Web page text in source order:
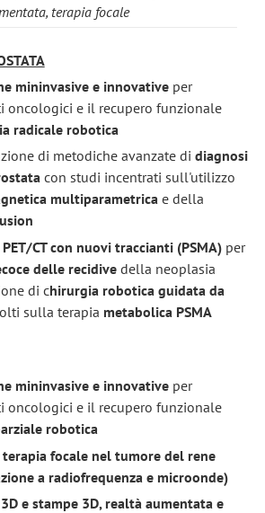
terapia focale
mininvasive e innovativeper
oncologici e il recupero funzionale
radicale robotica
di metodiche avanzate di diagnosi
con studi incentrati sull'utilizzo
multiparametricae della
PET/CT con nuovi traccianti (PSMA)per
delle recidivedella neoplasia
di chirurgia robotica guidata da
sulla terapia metabolica PSMA
mininvasive e innovativeper
oncologici e il recupero funzionale
robotica
terapia focale nel tumore del rene
a radiofrequenza e microonde)
e stampe 3D, realtà aumentata e